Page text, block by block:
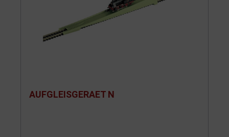
AUFGLEISGERAET N